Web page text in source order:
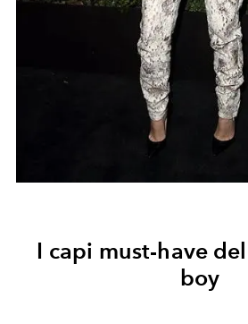
I capi must-have
boy